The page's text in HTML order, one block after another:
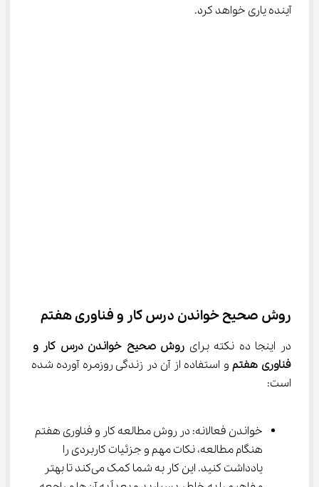
آینده یاری خواهد کرد.
روش صحیح خواندن درس کار و فناوری هفتم
در اینجا ده نکته برای روش صحیح خواندن درس کار و
فناوری هفتم و استفاده از آن در زندگی روزمره آورده شده
است:
خواندن فعالانه: در روش مطالعه کار و فناوری هفتم
هنگام مطالعه، نکات مهم و جزئیات کاربردی را
یادداشت کنید. این کار به شما کمک می‌کند تا بهتر